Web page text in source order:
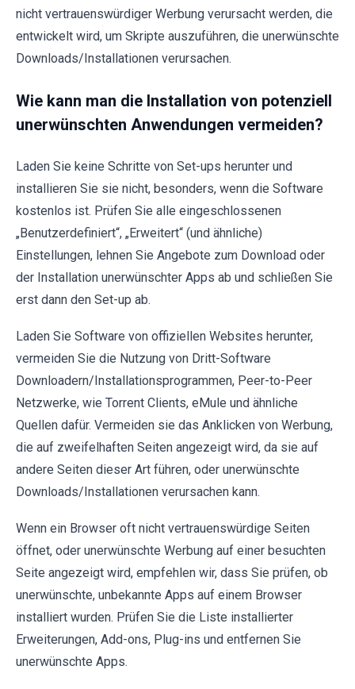
nicht vertrauenswürdiger Werbung verursacht werden, die
entwickelt wird, um Skripte auszuführen, die unerwünschte
Downloads/Installationen verursachen.
Wie kann man die Installation von potenziell
unerwünschten Anwendungen vermeiden?
Laden Sie keine Schritte von Set-ups herunter und
installieren Sie sie nicht, besonders, wenn die Software
kostenlos ist. Prüfen Sie alle eingeschlossenen
„Benutzerdefiniert“, „Erweitert“ (und ähnliche)
Einstellungen, lehnen Sie Angebote zum Download oder
der Installation unerwünschter Apps ab und schließen Sie
erst dann den Set-up ab.
Laden Sie Software von offiziellen Websites herunter,
vermeiden Sie die Nutzung von Dritt-Software
Downloadern/Installationsprogrammen, Peer-to-Peer
Netzwerke, wie Torrent Clients, eMule und ähnliche
Quellen dafür. Vermeiden sie das Anklicken von Werbung,
die auf zweifelhaften Seiten angezeigt wird, da sie auf
andere Seiten dieser Art führen, oder unerwünschte
Downloads/Installationen verursachen kann.
Wenn ein Browser oft nicht vertrauenswürdige Seiten
öffnet, oder unerwünschte Werbung auf einer besuchten
Seite angezeigt wird, empfehlen wir, dass Sie prüfen, ob
unerwünschte, unbekannte Apps auf einem Browser
installiert wurden. Prüfen Sie die Liste installierter
Erweiterungen, Add-ons, Plug-ins und entfernen Sie
unerwünschte Apps.